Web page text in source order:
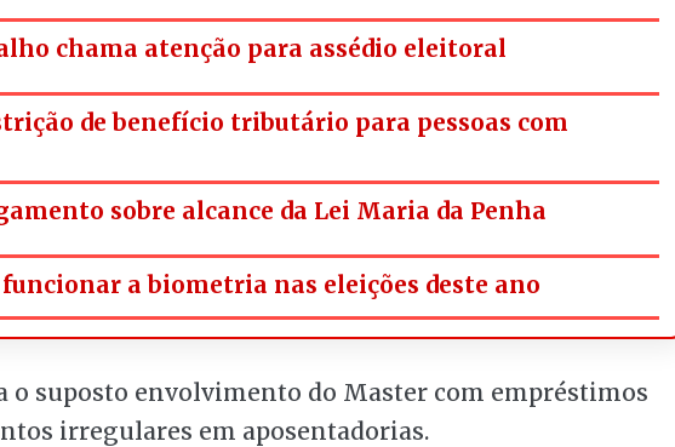
chama atenção para assédio eleitoral
de benefício tributário para pessoas com
sobre alcance da Lei Maria da Penha
a biometria nas eleições deste ano
o suposto envolvimento do Master com empréstimos
irregulares em aposentadorias.